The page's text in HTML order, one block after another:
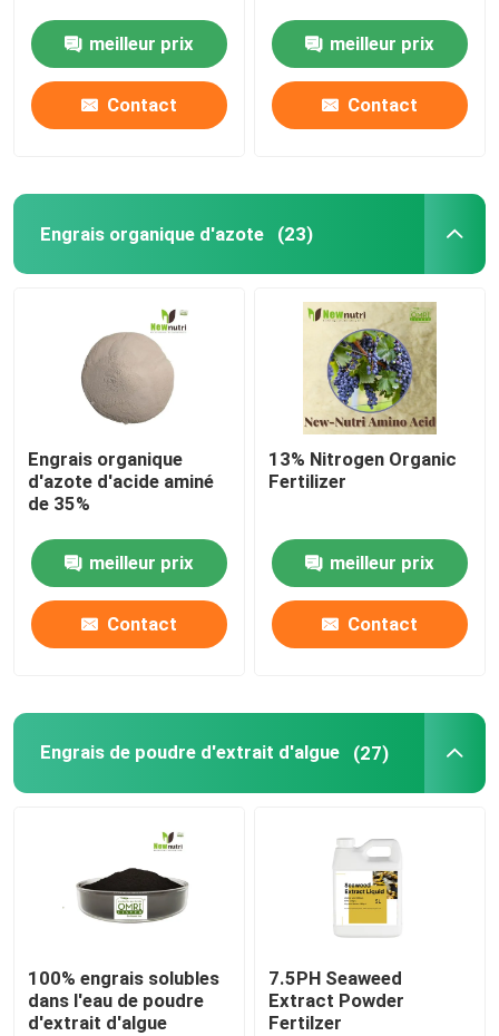
meilleur prix
Contact
meilleur prix
Contact
Engrais organique d'azote (23)
Engrais organique
d'azote d'acide aminé
de 35%
meilleur prix
Contact
13% Nitrogen Organic
Fertilizer
meilleur prix
Contact
Engrais de poudre d'extrait d'algue (27)
100% engrais solubles
dans l'eau de poudre
d'extrait d'algue
7.5PH Seaweed
Extract Powder
Fertilzer